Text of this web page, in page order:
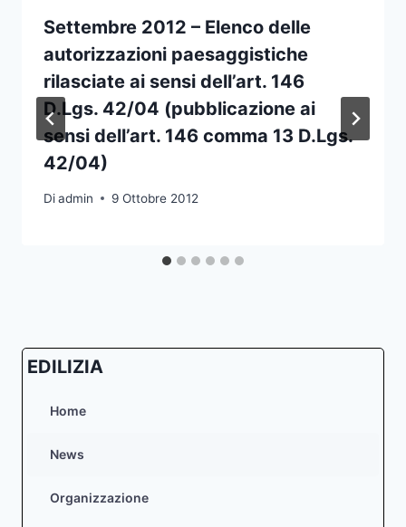
Settembre 2012 – Elenco delle
autorizzazioni paesaggistiche
rilasciate ai sensi dell’art. 146
D.Lgs. 42/04 (pubblicazione ai
sensi dell’art. 146 comma 13 D.Lgs.
42/04)
Diadmin 9 Ottobre 2012
EDILIZIA
Home
News
Organizzazione